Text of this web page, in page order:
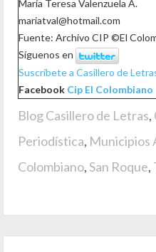
María Teresa Valenzuela A.
mariatval@hotmail.com
Fuente: Archivo CIP ©El
Síguenos en
Suscríbete a Casillero de
Facebook Cip El Colombiano
Blog Casillero de Letras,
Periodística, Municipios
Colombiano,San Roque,